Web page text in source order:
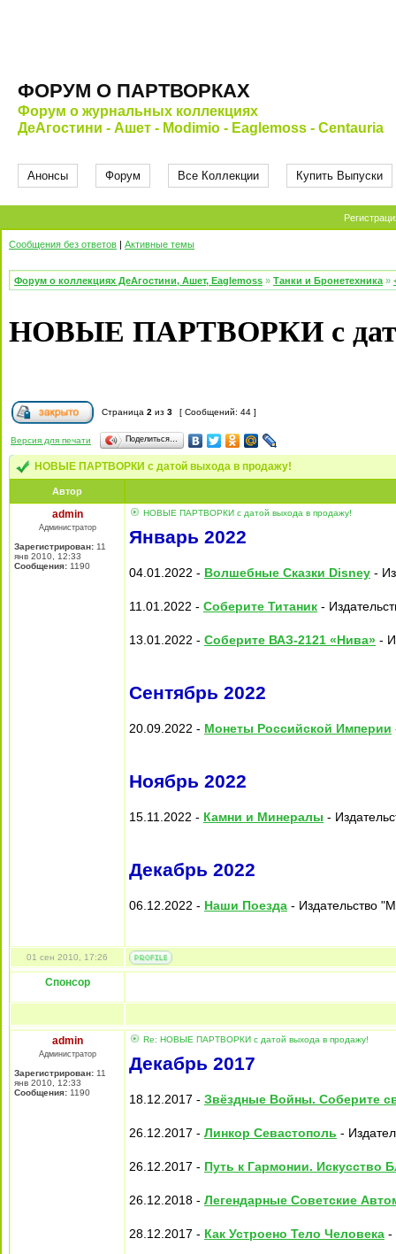
ФОРУМ О ПАРТВОРКАХ
Форум о журнальных коллекциях
ДеАгостини - Ашет - Modimio - Eaglemoss - Centauria
Анонсы Форум Все Коллекции Купить Выпуски
Сообщения без ответов | Активные темы
Форум о коллекциях ДеАгостини, Ашет, Eaglemoss » Танки и Бронетехника »
НОВЫЕ ПАРТВОРКИ с
Страница 2 из 3 [ Сообщений: 44 ]
Версия для печати Поделиться…
НОВЫЕ ПАРТВОРКИ с датой выхода в продажу!
Автор
admin
Администратор
Зарегистрирован: 11
янв 2010, 12:33
Сообщения: 1190
НОВЫЕ ПАРТВОРКИ с датой выхода в продажу!
Январь 2022
04.01.2022 - Волшебные Сказки Disney -
11.01.2022 - Соберите Титаник -
13.01.2022 - Соберите ВАЗ-2121 «Нива» -
Сентябрь 2022
20.09.2022 - Монеты Российской Империи
Ноябрь 2022
15.11.2022 - Камни и Минералы -
Декабрь 2022
06.12.2022 - Наши Поезда - Издательство
01 сен 2010, 17:26
Спонсор
admin
Администратор
Зарегистрирован: 11
янв 2010, 12:33
Сообщения: 1190
Re: НОВЫЕ ПАРТВОРКИ с датой выхода в продажу!
Декабрь 2017
18.12.2017 - Звёздные Войны. Соберите
26.12.2017 - Линкор Севастополь -
26.12.2017 - Путь к Гармонии. Искусство
26.12.2018 - Легендарные Советские
28.12.2017 - Как Устроено Тело Человека -